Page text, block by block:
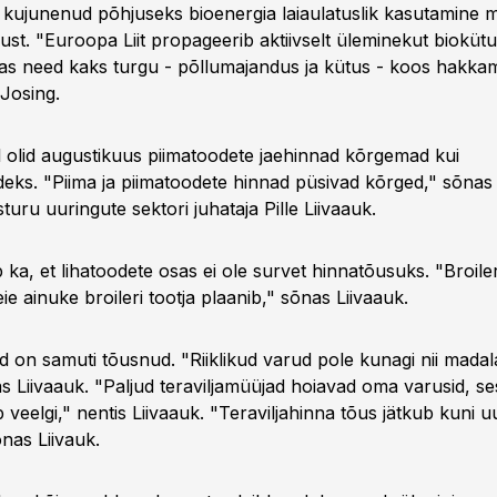
põhjuseks bioenergia laiaulatuslik kasutamine
"Euroopa Liit propageerib aktiivselt üleminekut
need kaks turgu - põllumajandus ja kütus - koos
augustikuus piimatoodete jaehinnad kõrgemad kui
"Piima ja piimatoodete hinnad püsivad kõrged,"
uuringute sektori juhataja Pille Liivaauk.
ka, et lihatoodete osas ei ole survet hinnatõusuks.
ainuke broileri tootja plaanib," sõnas Liivaauk.
on samuti tõusnud. "Riiklikud varud pole kunagi nii
Liivaauk. "Paljud teraviljamüüjad hoiavad oma varusid,
veelgi," nentis Liivaauk. "Teraviljahinna tõus jätkub kuni
Liivauk.